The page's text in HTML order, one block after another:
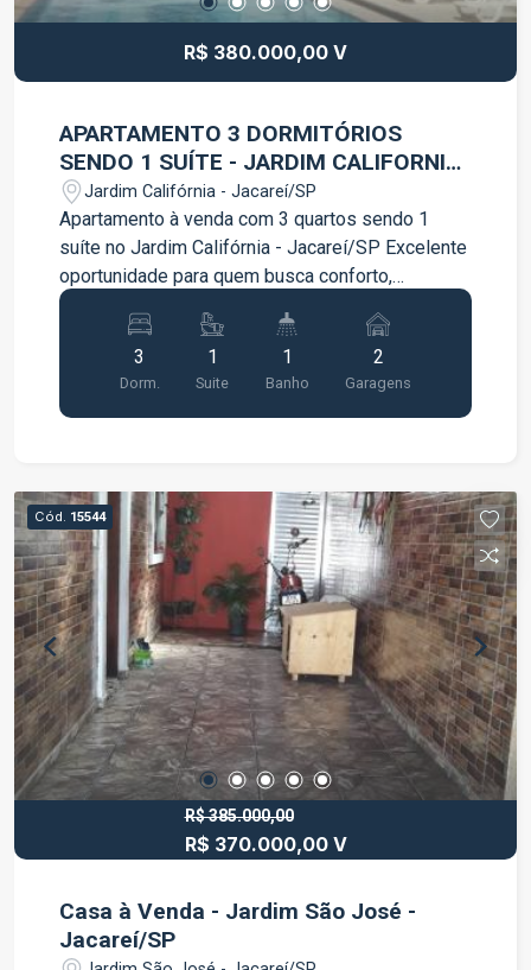
R$ 380.000,00 V
APARTAMENTO 3 DORMITÓRIOS
SENDO 1 SUÍTE - JARDIM CALIFORNIA
- JACAREÍ
Jardim Califórnia - Jacareí/SP
Apartamento à venda com 3 quartos sendo 1
suíte no Jardim Califórnia - Jacareí/SP Excelente
oportunidade para quem busca conforto,
praticidade e uma ótima localização. Localizado
no Residencial Tropical, este apartamento possui
ambientes bem distribuídos e oferece todo o
conforto que sua família merece. Características
do imóvel: 3 quartos, sendo 1 suíte Banheiro
deseja morar bem em Jacareí, com espaço,
comodidade e fácil acesso aos principais pontos
da cidade. Agende sua visita e venha conhecer
seu novo lar!
3
Dorm.
1
Suite
1
Banho
2
Garagens
Cód. 15544
R$ 385.000,00
R$ 370.000,00 V
Casa à Venda - Jardim São José -
Jacareí/SP